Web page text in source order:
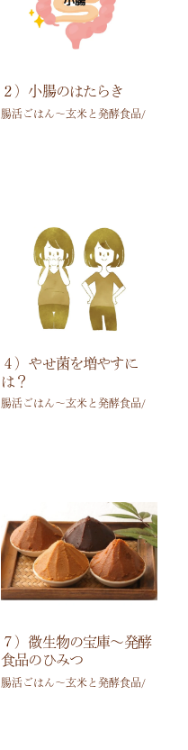
２）小腸のはたらき
腸活ごはん～玄米と発酵食品/
４）やせ菌を増やすに
は？
腸活ごはん～玄米と発酵食品/
７）微生物の宝庫～発酵
食品のひみつ
腸活ごはん～玄米と発酵食品/